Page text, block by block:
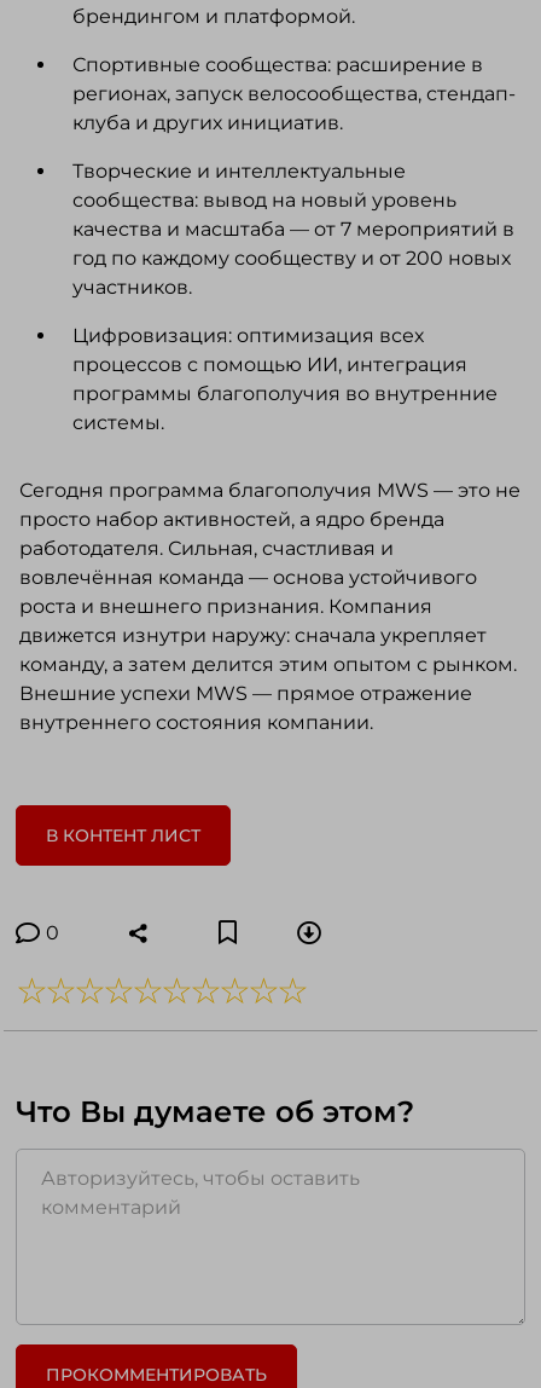
брендингом и платформой.
Спортивные сообщества: расширение в
регионах, запуск велосообщества, стендап-
клуба и других инициатив.
Творческие и интеллектуальные
сообщества: вывод на новый уровень
качества и масштаба — от 7 мероприятий в
год по каждому сообществу и от 200 новых
участников.
Цифровизация: оптимизация всех
процессов с помощью ИИ, интеграция
программы благополучия во внутренние
системы.
Сегодня программа благополучия MWS — это не
просто набор активностей, а ядро бренда
работодателя. Сильная, счастливая и
вовлечённая команда — основа устойчивого
роста и внешнего признания. Компания
движется изнутри наружу: сначала укрепляет
команду, а затем делится этим опытом с рынком.
Внешние успехи MWS — прямое отражение
внутреннего состояния компании.
В КОНТЕНТ ЛИСТ
0
Что Вы думаете об этом?
ПРОКОММЕНТИРОВАТЬ